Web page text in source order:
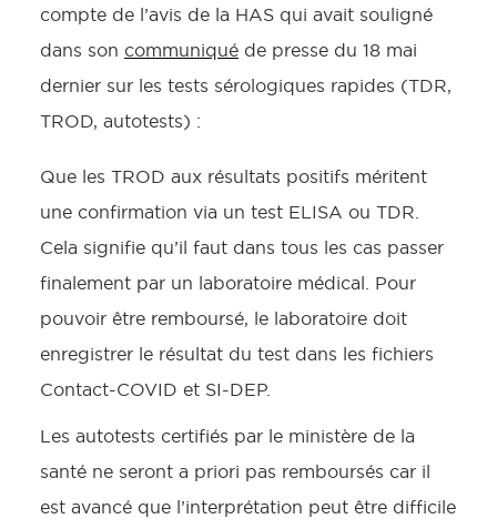
compte de l’avis de la HAS qui avait souligné
dans son communiqué de presse du 18 mai
dernier sur les tests sérologiques rapides (TDR,
TROD, autotests) :
Que les TROD aux résultats positifs méritent
une confirmation via un test ELISA ou TDR.
Cela signifie qu’il faut dans tous les cas passer
finalement par un laboratoire médical. Pour
pouvoir être remboursé, le laboratoire doit
enregistrer le résultat du test dans les fichiers
Contact-COVID et SI-DEP.
Les autotests certifiés par le ministère de la
santé ne seront a priori pas remboursés car il
est avancé que l’interprétation peut être difficile